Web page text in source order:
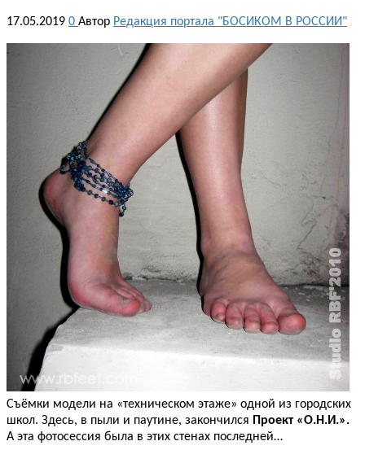
17.05.2019 0 Автор Редакция портала "БОСИКОМ В РОССИИ"
Съёмки модели на «техническом этаже» одной из городских
школ. Здесь, в пыли и паутине, закончился Проект «О.Н.И.».
А эта фотосессия была в этих стенах последней…